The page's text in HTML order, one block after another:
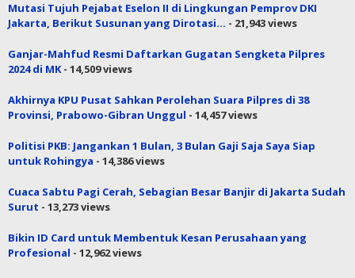
Mutasi Tujuh Pejabat Eselon II di Lingkungan Pemprov DKI
Jakarta, Berikut Susunan yang Dirotasi… - 21,943 views
Ganjar-Mahfud Resmi Daftarkan Gugatan Sengketa Pilpres
2024 di MK- 14,509 views
Akhirnya KPU Pusat Sahkan Perolehan Suara Pilpres di 38
Provinsi, Prabowo-Gibran Unggul - 14,457 views
Politisi PKB: Jangankan 1 Bulan, 3 Bulan Gaji Saja Saya Siap
untuk Rohingya - 14,386 views
Cuaca Sabtu Pagi Cerah, Sebagian Besar Banjir di Jakarta Sudah
Surut - 13,273 views
Bikin ID Card untuk Membentuk Kesan Perusahaan yang
Profesional - 12,962 views